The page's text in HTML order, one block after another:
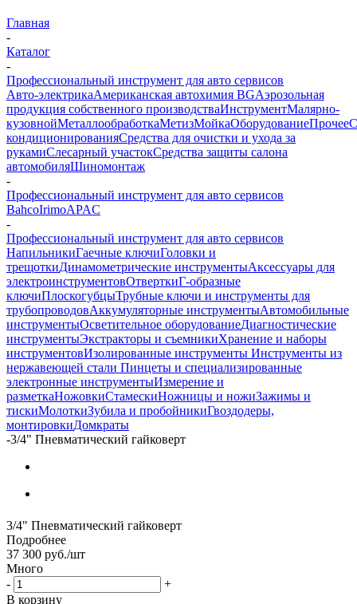
Главная
-
Каталог
-
Профессиональный инструмент для авто сервисов
Авто-электрикаАмериканская автохимия BGАэрозольная
продукция собственного производстваИнструментМалярно-
кузовнойМеталлообработкаМетизМойкаОборудованиеПрочее
кондиционированияСредства для очистки и ухода за
рукамиСлесарный участокСредства защиты салона
автомобиляШиномонтаж
-
Профессиональный инструмент для авто сервисов
BahcoIrimoAPAC
-
Профессиональный инструмент для авто сервисов
НапильникиГаечные ключиГоловки и
трещоткиДинамометрические инструментыАксессуары для
электроинструментовОтверткиГ-образные
ключиПлоскогубцыТрубные ключи и инструменты для
трубопроводовАккумуляторные инструментыАвтомобильные
инструментыОсветительное оборудованиеДиагностические
инструментыЭкстракторы и съемникиХранение и наборы
инструментовИзолированные инструменты Инструменты из
нержавеющей стали Пинцеты и специализированные
электронные инструментыИзмерение и
разметкаНожовкиСтамескиНожницы и ножиЗажимы и
тискиМолоткиЗубила и пробойникиГвоздодеры,
монтировкиДомкраты
-3/4" Пневматический гайковерт
3/4" Пневматический гайковерт
Подробнее
37 300 руб./шт
Много
-
+
В корзину